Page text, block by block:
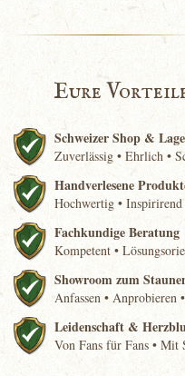
Eure
Schweizer Shop &
Zuverlässig • Ehrlich •
Handverlesene
Hochwertig • Inspirirend
Fachkundige Beratung
Kompetent •
Showroom zum
Anfassen • Anprobieren
Leidenschaft &
Von Fans für Fans • Mit